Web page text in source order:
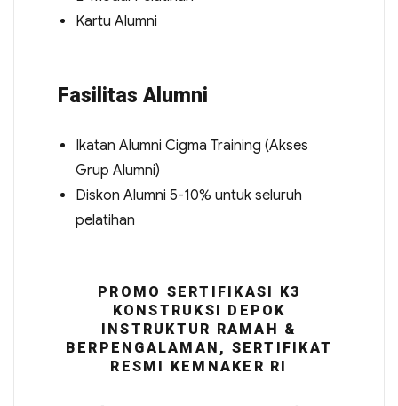
Kartu Alumni
Fasilitas Alumni
Ikatan Alumni Cigma Training (Akses
Grup Alumni)
Diskon Alumni 5-10% untuk seluruh
pelatihan
PROMO SERTIFIKASI K3
KONSTRUKSI DEPOK
INSTRUKTUR RAMAH &
BERPENGALAMAN, SERTIFIKAT
RESMI KEMNAKER RI